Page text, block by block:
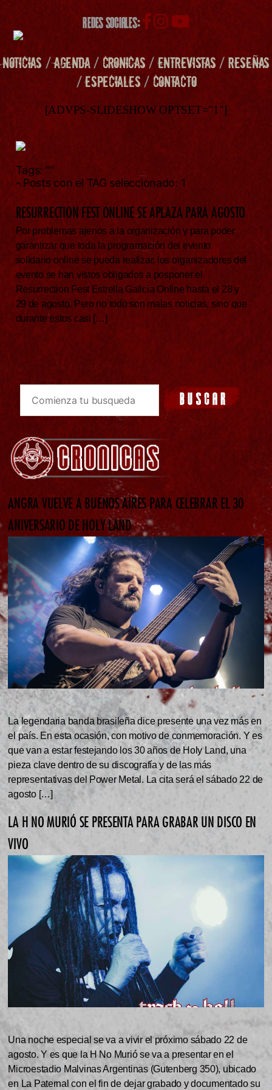
REDES SOCIALES:
NOTICIAS /AGENDA/ CRONICAS/ENTREVISTAS/RESEÑAS
/ESPECIALES/ CONTACTO
[ADVPS-SLIDESHOW OPTSET="1"]
Tags: ""
- Posts con el TAG seleccionado: 1
RESURRECTION FEST ONLINE SE APLAZA PARA AGOSTO
Por problemas ajenos a la organización y para poder
garantizar que toda la programación del evento
solidario online se pueda realizar, los organizadores del
evento se han vistos obligados a posponer el
Resurrection Fest Estrella Galicia Online hasta el 28 y
29 de agosto. Pero no todo son malas noticias, sino que
durante estos casi […]
ANGRA VUELVE A BUENOS AIRES PARA CELEBRAR EL 30
ANIVERSARIO DE HOLY LAND
La legendaria banda brasileña dice presente una vez más en
el país. En esta ocasión, con motivo de conmemoración. Y es
que van a estar festejando los 30 años de Holy Land, una
pieza clave dentro de su discografía y de las más
representativas del Power Metal. La cita será el sábado 22 de
agosto […]
LA H NO MURIÓ SE PRESENTA PARA GRABAR UN DISCO EN
VIVO
Una noche especial se va a vivir el próximo sábado 22 de
agosto. Y es que la H No Murió se va a presentar en el
Microestadio Malvinas Argentinas (Gutenberg 350), ubicado
en La Paternal con el fin de dejar grabado y documentado su